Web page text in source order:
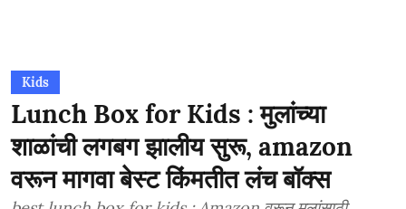
Kids
Lunch Box for Kids : मुलांच्या
शाळांची लगबग झालीय सुरू, amazon
वरून मागवा बेस्ट किंमतीत लंच बॉक्स